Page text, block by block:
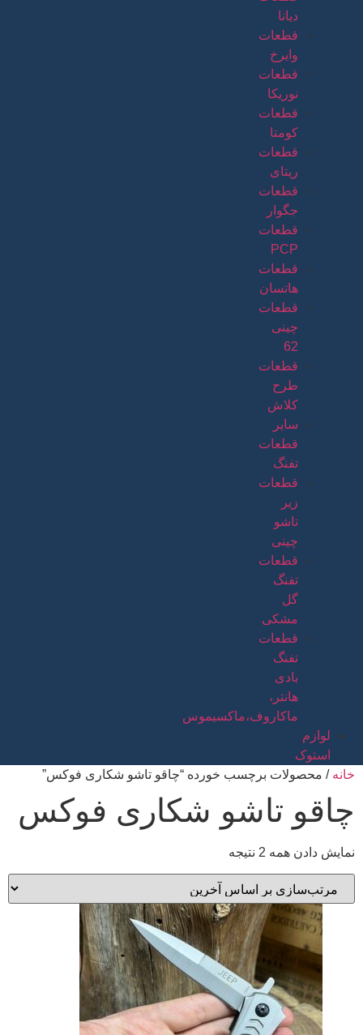
دیانا
قطعات
وایرخ
قطعات
نوریکا
قطعات
کومتا
قطعات
ریتای
قطعات
جگوار
قطعات
PCP
قطعات
هاتسان
قطعات
چینی
62
قطعات
طرح
کلاش
سایر
قطعات
تفنگ
قطعات
زیر
تاشو
چینی
قطعات
تفنگ
گل
مشکی
قطعات
تفنگ
بادی
هانتر،
ماکاروف،ماکسیموس
لوازم
استوک
خانه / محصولات برچسب خورده “چاقو تاشو شکاری فوکس”
چاقو تاشو شکاری فوکس
نمایش دادن همه 2 نتیجه